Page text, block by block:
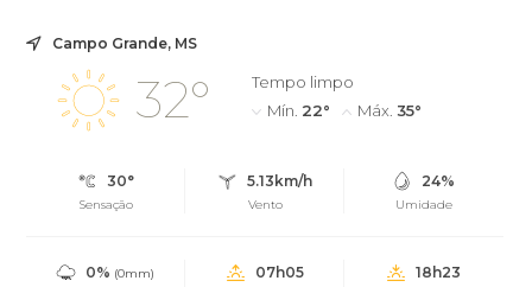
Campo Grande, MS
32°
Tempo limpo
Mín. 22° Máx. 35°
30°
Sensação
5.13km/h
Vento
24%
Umidade
0% (0mm)
07h05 18h23